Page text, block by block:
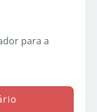
para a